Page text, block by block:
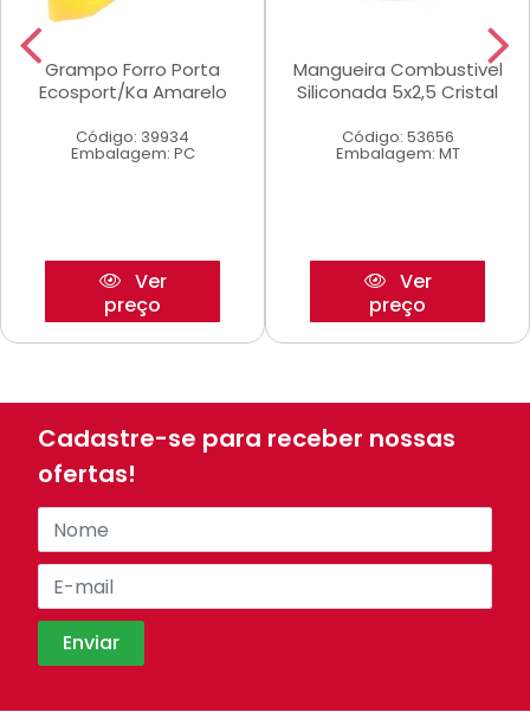
Grampo Forro Porta
Ecosport/Ka Amarelo
Código: 39934
Embalagem: PC
Ver
preço
Mangueira Combustivel
Siliconada 5x2,5 Cristal
Código: 53656
Embalagem: MT
Ver
preço
Cadastre-se para receber nossas
ofertas!